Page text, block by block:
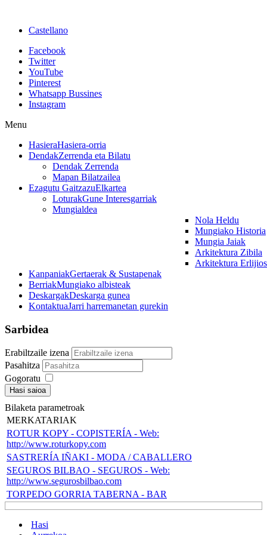
Castellano
Facebook
Twitter
YouTube
Pinterest
Whatsapp Bussines
Instagram
Menu
HasieraHasiera-orria
DendakZerrenda eta Bilatu
Dendak Zerrenda
Mapan Bilatzailea
Ezagutu GaitzazuElkartea
LoturakGune Interesgarriak
Mungialdea
Nola Heldu
Mungiako Historia
Mungia Jaiak
Arkitektura Zibila
Arkitektura
KanpaniakGertaerak & Sustapenak
BerriakMungiako albisteak
DeskargakDeskarga gunea
KontaktuaJarri harremanetan gurekin
Sarbidea
Erabiltzaile izena
Pasahitza
Gogoratu
Hasi saioa
Bilaketa parametroak
MERKATARIAK
ROTUR KOPY - COPISTERÍA - Web:
http://www.roturkopy.com
SASTRERÍA IÑAKI - MODA / CABALLERO
SEGUROS BILBAO - SEGUROS - Web:
http://www.segurosbilbao.com
TORPEDO GORRIA TABERNA - BAR
Hasi